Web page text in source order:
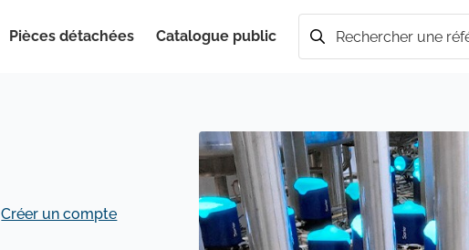
Pièces détachées Catalogue public Rechercher
Créer un compte